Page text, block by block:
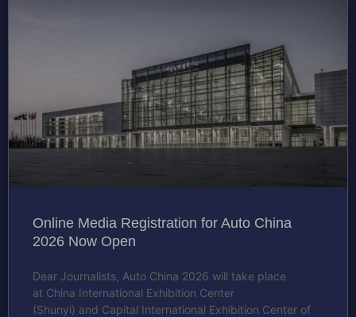
Online Media Registration for Auto China
2026 Now Open
Dear Journalists, Auto China 2026 will take place
at China International Exhibition Center
(Shunyi) and Capital International Exhibition Center of